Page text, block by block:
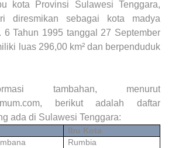
kota Provinsi Sulawesi Tenggara,
diresmikan sebagai kota madya
Tahun 1995 tanggal 27 September
luas 296,00 km² dan berpenduduk
tambahan, menurut
berikut adalah daftar
ada di Sulawesi Tenggara:
Ibu Kota
Rumbia